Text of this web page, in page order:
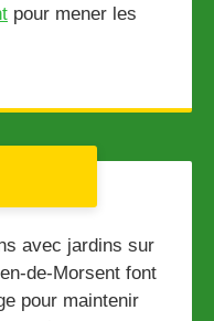
pour mener les
avec jardins sur
de-Morsent font
pour maintenir